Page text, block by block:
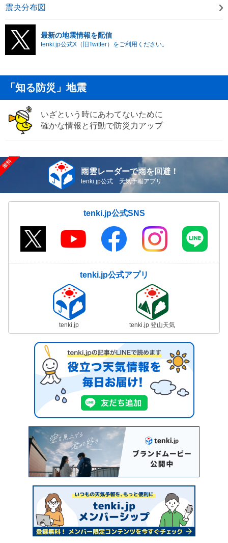
震央分布図
最新の地震情報を配信
tenki.jp公式X（旧Twitter）をご利用ください。
「知る防災」地震
いざという時にあわてないために
確かな情報と行動で防災力アップ
雨雲レーダーで雨を回避！
tenki.jp公式 天気予報アプリ
tenki.jp公式SNS
tenki.jp公式アプリ
tenki.jp tenki.jp 登山天気